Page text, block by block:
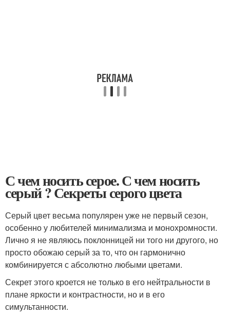
С чем носить серое. С чем носить
серый ? Секреты серого цвета
Серый цвет весьма популярен уже не первый сезон,
особенно у любителей минимализма и монохромности.
Лично я не являюсь поклонницей ни того ни другого, но
просто обожаю серый за то, что он гармонично
комбинируется с абсолютно любыми цветами.
Секрет этого кроется не только в его нейтральности в
плане яркости и контрастности, но и в его
симультанности.